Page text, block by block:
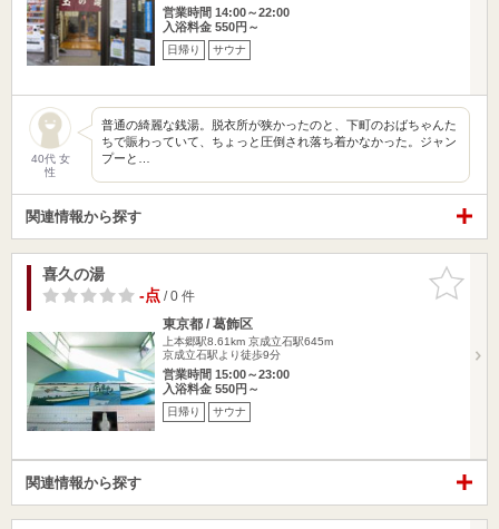
営業時間 14:00～22:00
入浴料金 550円～
日帰り サウナ
40代 女
性
普通の綺麗な銭湯。脱衣所が狭かったのと、下町のおばちゃんた
ちで賑わっていて、ちょっと圧倒され落ち着かなかった。ジャン
プーと…
関連情報から探す
お気に入
りに追加
喜久の湯
-点/ 0 件
東京都 / 葛飾区
上本郷駅8.61km 京成立石駅645m
京成立石駅より徒歩9分
営業時間 15:00～23:00
入浴料金 550円～
日帰り サウナ
関連情報から探す